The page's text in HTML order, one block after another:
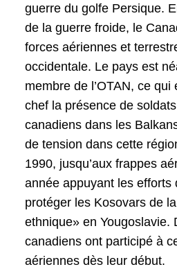
guerre du golfe Persique.
de la guerre froide, le
forces aériennes et
occidentale. Le pays est
membre de l’OTAN, ce
chef la présence de
canadiens dans les
de tension dans cette
1990, jusqu’aux frappes
année appuyant les efforts
protéger les Kosovars de
ethnique» en Yougoslavie.
canadiens ont participé à
aériennes dès leur début.